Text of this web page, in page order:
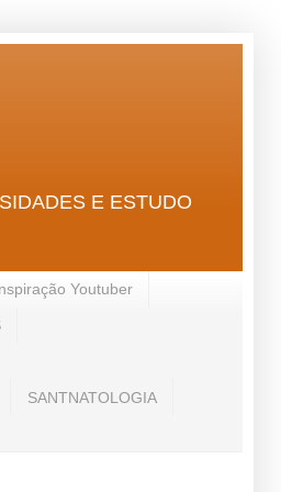
E ESTUDO
Youtuber
SANTNATOLOGIA